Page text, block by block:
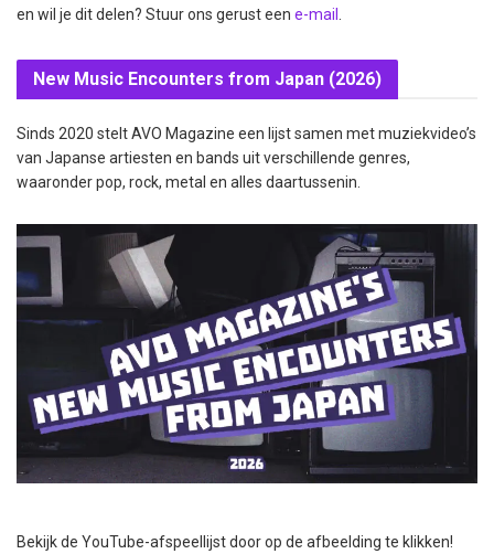
en wil je dit delen? Stuur ons gerust een e-mail
New Music Encounters from Japan (2026)
Sinds 2020 stelt AVO Magazine een lijst samen met muziekvideo’s
van Japanse artiesten en bands uit verschillende genres,
waaronder pop, rock, metal en alles daartussenin.
Bekijk de YouTube-afspeellijst door op de afbeelding te klikken!